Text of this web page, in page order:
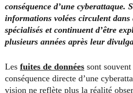
conséquence d’une cyberattaque.
informations volées circulent dans
spécialisés et continuent d’être
plusieurs années après leur
Les fuites de données sont
conséquence directe d’une
vision ne reflète plus la réalité